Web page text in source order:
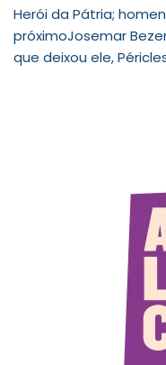
Herói da Pátria;
próximoJosemar
que deixou ele,